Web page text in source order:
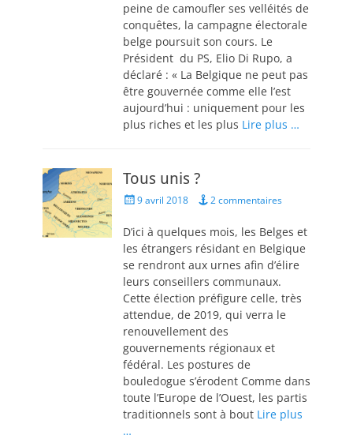
peine de camoufler ses velléités de
conquêtes, la campagne électorale
belge poursuit son cours. Le
Président du PS, Elio Di Rupo, a
déclaré : « La Belgique ne peut pas
être gouvernée comme elle l’est
aujourd’hui : uniquement pour les
plus riches et les plus Lire plus …
Tous unis ?
Posted9 avril 2018 2 commentaires
D’ici à quelques mois, les Belges et
les étrangers résidant en Belgique
se rendront aux urnes afin d’élire
leurs conseillers communaux.
Cette élection préfigure celle, très
attendue, de 2019, qui verra le
renouvellement des
gouvernements régionaux et
fédéral. Les postures de
bouledogue s’érodent Comme dans
toute l’Europe de l’Ouest, les partis
traditionnels sont à bout Lire plus
…